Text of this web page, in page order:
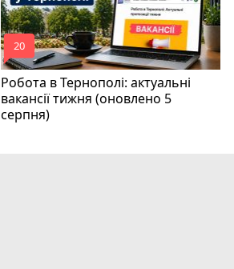
Робота в Тернополі: актуальні
вакансії тижня (оновлено 5
серпня)
mode_comment
20